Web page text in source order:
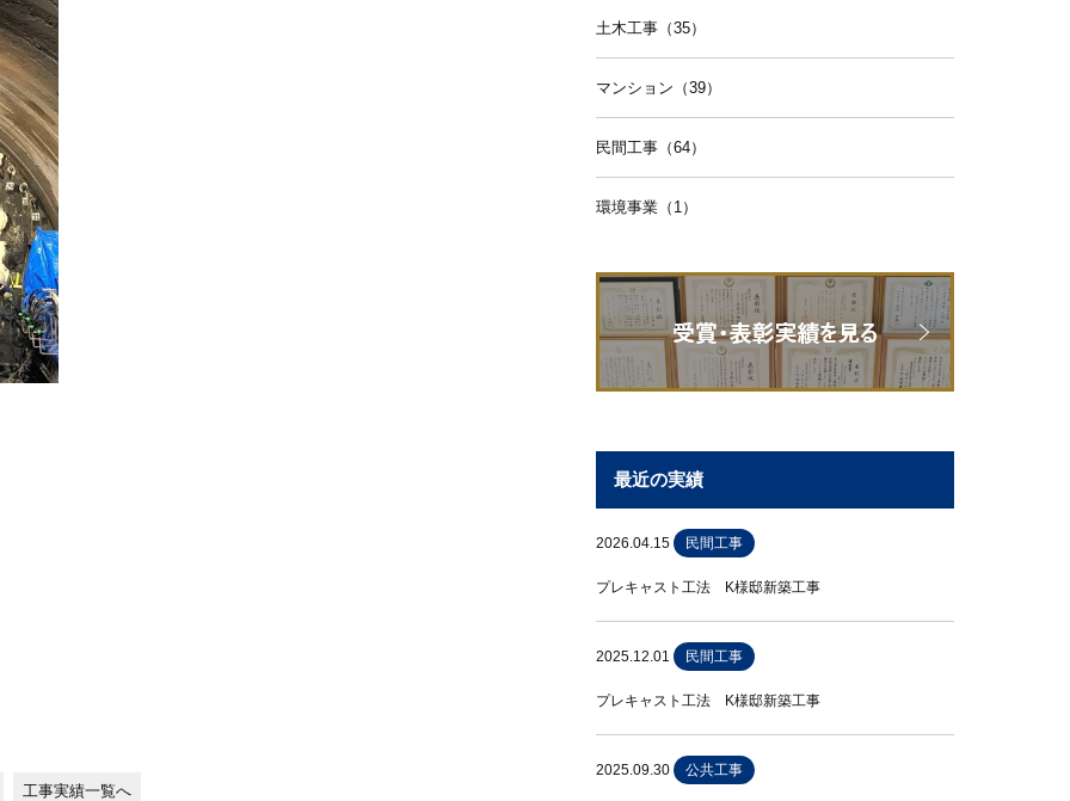
工事実績一覧へ
土木工事（35）
マンション（39）
民間工事（64）
環境事業（1）
最近の実績
2026.04.15 民間工事
プレキャスト工法 K様邸新築工事
2025.12.01 民間工事
プレキャスト工法 K様邸新築工事
2025.09.30 公共工事